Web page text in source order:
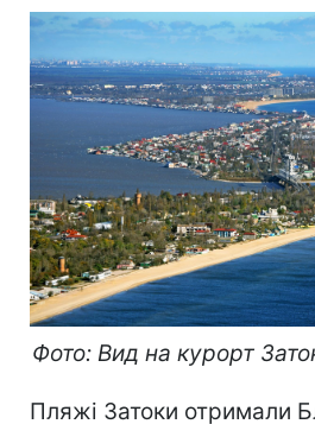
Фото: Вид на курорт
Пляжі Затоки отримали